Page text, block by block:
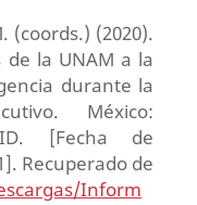
(coords.) (2020).
de la UNAM a la
durante la
México:
[Fecha de
Recuperado de
Inform